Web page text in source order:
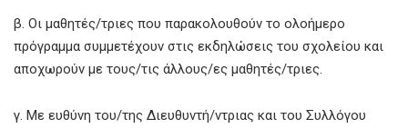
β. Οι μαθητές/τριες που παρακολουθούν το ολοήμερο
πρόγραμμα συμμετέχουν στις εκδηλώσεις του σχολείου και
αποχωρούν με τους/τις άλλους/ες μαθητές/τριες.
γ. Με ευθύνη του/της Διευθυντή/ντριας και του Συλλόγου